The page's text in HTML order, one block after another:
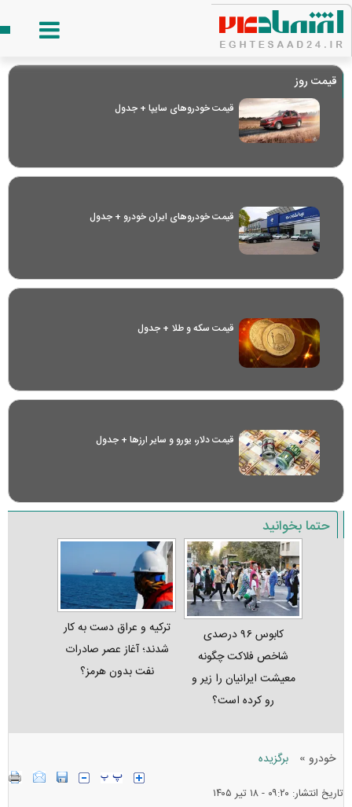
قیمت روز
قیمت خودرو‌های سایپا + جدول
قیمت خودرو‌های ایران خودرو + جدول
قیمت سکه و طلا + جدول
قیمت دلار، یورو و سایر ارز‌ها + جدول
حتما بخوانید
کابوس ۹۶ درصدی
شاخص فلاکت چگونه
معیشت ایرانیان را زیر و
رو کرده است؟
ترکیه و عراق دست به کار
شدند؛ آغاز عصر صادرات
نفت بدون هرمز؟
خودرو » برگزیده
تاریخ انتشار: ۰۹:۲۰ - ۱۸ تير ۱۴۰۵